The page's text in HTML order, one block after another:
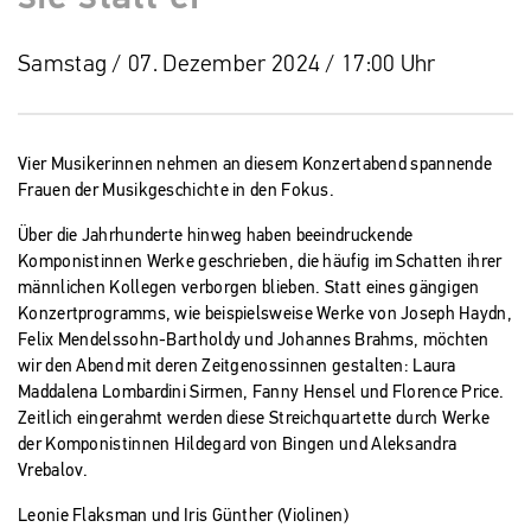
Samstag / 07. Dezember 2024 / 17:00 Uhr
Vier Musikerinnen nehmen an diesem Konzertabend spannende
Frauen der Musikgeschichte in den Fokus.
Über die Jahrhunderte hinweg haben beeindruckende
Komponistinnen Werke geschrieben, die häufig im Schatten ihrer
männlichen Kollegen verborgen blieben. Statt eines gängigen
Konzertprogramms, wie beispielsweise Werke von Joseph Haydn,
Felix Mendelssohn-Bartholdy und Johannes Brahms, möchten
wir den Abend mit deren Zeitgenossinnen gestalten: Laura
Maddalena Lombardini Sirmen, Fanny Hensel und Florence Price.
Zeitlich eingerahmt werden diese Streichquartette durch Werke
der Komponistinnen Hildegard von Bingen und Aleksandra
Vrebalov.
Leonie Flaksman und Iris Günther (Violinen)